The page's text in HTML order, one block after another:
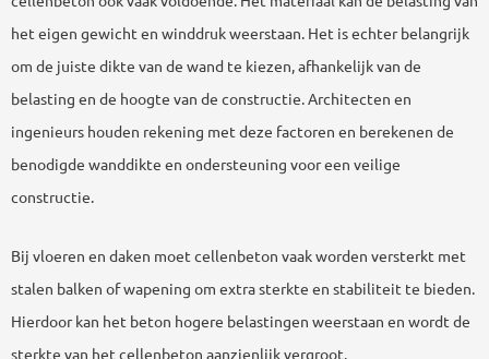
het eigen gewicht en winddruk weerstaan. Het is echter belangrijk
om de juiste dikte van de wand te kiezen, afhankelijk van de
belasting en de hoogte van de constructie. Architecten en
ingenieurs houden rekening met deze factoren en berekenen de
benodigde wanddikte en ondersteuning voor een veilige
constructie.
Bij vloeren en daken moet cellenbeton vaak worden versterkt met
stalen balken of wapening om extra sterkte en stabiliteit te bieden.
Hierdoor kan het beton hogere belastingen weerstaan en wordt de
sterkte van het cellenbeton aanzienlijk vergroot.